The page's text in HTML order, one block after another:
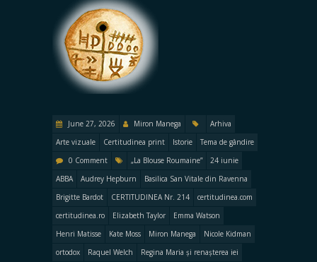
June 27, 2026 Miron Manega
Arhiva
Arte vizuale
Certitudinea print Istorie
Tema de gândire
0 Comment
„La Blouse Roumaine”
24 iunie
ABBA
Audrey Hepburn
Basilica San Vitale din Ravenna
Brigitte Bardot
CERTITUDINEA Nr. 214
certitudinea.com
certitudinea.ro
Elizabeth Taylor
Emma Watson
Henri Matisse
Kate Moss Miron Manega
Nicole Kidman
ortodox
Raquel Welch
Regina Maria și renașterea iei